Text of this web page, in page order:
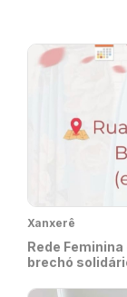
Xanxerê
Rede
brechó